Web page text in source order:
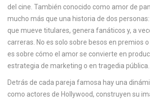
del cine . También conocido como amor de
mucho más que una historia de dos
que mueve titulares, genera fanáticos y, a
carreras. No es solo sobre besos en premios
es sobre cómo el amor se convierte en
estrategia de marketing o en tragedia pública.
Detrás de cada pareja famosa hay una
como actores de Hollywood, construyen su